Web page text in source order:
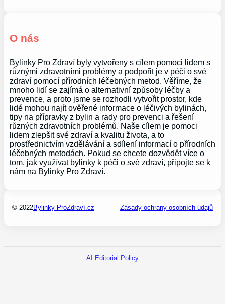
O nás
Bylinky Pro Zdraví byly vytvořeny s cílem pomoci lidem s
různými zdravotními problémy a podpořit je v péči o své
zdraví pomocí přírodních léčebných metod. Věříme, že
mnoho lidí se zajímá o alternativní způsoby léčby a
prevence, a proto jsme se rozhodli vytvořit prostor, kde
lidé mohou najít ověřené informace o léčivých bylinách,
tipy na přípravky z bylin a rady pro prevenci a řešení
různých zdravotních problémů. Naše cílem je pomoci
lidem zlepšit své zdraví a kvalitu života, a to
prostřednictvím vzdělávání a sdílení informací o přírodních
léčebných metodách. Pokud se chcete dozvědět více o
tom, jak využívat bylinky k péči o své zdraví, připojte se k
nám na Bylinky Pro Zdraví.
© 2022Bylinky-ProZdraví.cz Zásady ochrany osobních údajů
AI Editorial Policy